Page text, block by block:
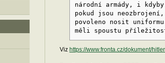
národní armády, i
pokud jsou
povoleno nosit
měli spoustu
Viz https://www.fronta.cz/dokument/